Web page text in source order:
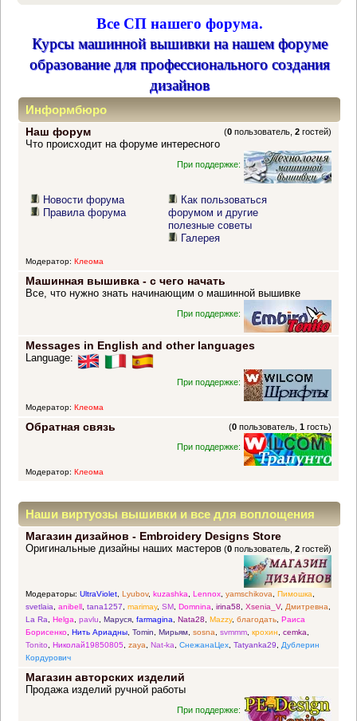
Все СП нашего форума.
Курсы машинной вышивки на нашем форуме
образование для профессионального создания
дизайнов
Информбюро
Наш форум (0 пользователь,2 гостей)
Что происходит на форуме интересного
При поддержке:
Новости форума
Правила форума
Как пользоваться
форумом и другие
полезные советы
Галерея
Модератор: Клеома
Машинная вышивка - с чего начать
Все, что нужно знать начинающим о машинной вышивке
При поддержке:
Messages in English and other languages
Language:
При поддержке:
Модератор: Клеома
Обратная связь (0 пользователь,1 гость)
При поддержке:
Модератор: Клеома
Наши виртуозы вышивки и все для воплощения
прекрасных идей
Магазин дизайнов - Embroidery Designs Store
(0 пользователь,2 гостей)
Оригинальные дизайны наших мастеров
Модераторы: UltraViolet, Lyubov, kuzashka, Lennox, yamschikova, Пимошка,
svetlaia, anibell, tana1257, marimay, SM, Domnina, irina58, Xsenia_V, Дмитревна,
La Ra, Helga, pavlu, Маруся, farmagina, Nata28, Mazzy, благодать, Раиса
Борисенко, Нить Ариадны, Tomin, Мирьям, sosna, svmmm, крохин, cemka,
Tonito, Николай19850805, zaya, Nat-ka, СнежанаЦех, Tatyanka29, Дублерин
Кордурович
Магазин авторских изделий
Продажа изделий ручной работы
При поддержке: